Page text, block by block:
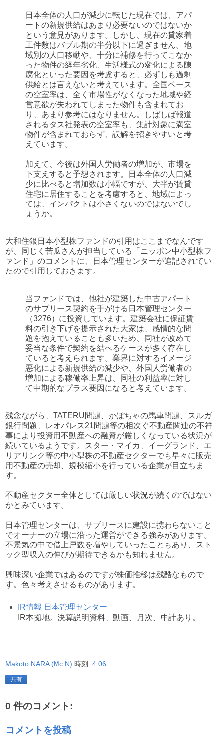
日本全体の人口が減少に転じた現在では、アパ
ートの新規供給はあまり必要ないのではないか
という意見があります。しかし、現在の貸家着
工件数はバブル期の半分以下に過ぎません。地
域別の人口移動や、十分に補修を行ってこなか
った物件の経年劣化、生活様式の変化による陳
腐化といった要因を考慮すると、必ずしも過剰
供給とは言えないと考えています。全国ベース
の空室率は、全く市場性がなくなった地域や経
営意欲が失われてしまった物件も含まれてお
り、あまり参考にはなりません。しばしば報道
されるタス社発表の空室率も、集計対象に満室
物件が含まれておらず、誤解を招きやすいと考
えています。
加えて、今後は外国人労働者の増加が、市場を
下支えすると予想されます。日本全体の人口減
少に比べると増加数は小幅ですが、大半が賃貸
住宅に居住することを考慮すると、地域によっ
ては、インパクトは小さくないのではないでし
ょうか。
大和住銀日本小型株ファンドの引用はここまでなんです
が、同じく苦瓜さんが担当している「ニッポン中小型株フ
ァンド」のコメントに、日本管理センターが追記されてい
たので引用しておきます。
当ファンドでは、他社が建築した中古アパート
のサブリース契約を手がける日本管理センター
（3276）に投資しています。建築会社に保証賃
料の引き下げを提示された大家は、感情的な問
題を抱えていることも多いため、同社が改めて
妥当な条件で契約を結べるケースが多く存在し
ていると考えられます。業界に対するイメージ
悪化による新規供給の減少や、外国人労働者の
増加による稼働率上昇は、同社の利益率に対し
て中期的なプラス要因になると考えています。
残念ながら、TATERU問題、かぼちゃの馬車問題、スルガ
銀行問題、レオパレス21問題等の相次ぐ不動産関連の不祥
事により投資用不動産への融資が厳しくなっている状況が
続いているようです。スター・マイカ、イーグランド、エ
リアリンク等の中小型株の不動産セクターでも早々に販売
用不動産の売却、規模縮小を行っている企業が目立ちま
す。
不動産セクター全体としては厳しい状況が続くのではない
かとみています。
日本管理センターは、サブリースに建設に携わらないこと
でオーナーの立場に沿った運営ができる強みがあります。
不景気の中で借上戸数を増やしていったこともあり、スト
ック型収入の伸びが期待できるかも知れません。
興味深い企業ではあるのですが株価推移は残酷なもので
す。色々考えさせるものがあります。
IR情報 日本管理センター
IR本拠地。決算説明資料、動画、月次、中計あり。
Makoto NARA (Mc.N) 時刻: 4:06
共有
0 件のコメント:
コメントを投稿